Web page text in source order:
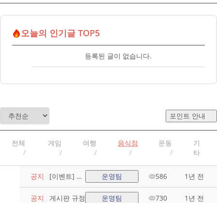
오늘의 인기글 TOP5
등록된 글이 없습니다.
포인트 안내
전체 게임 여행 음식점 운동
기
타
공지
[이벤트] 후
기닷컴 이용
자 이벤트와
운영팀 586 1년 전
공지 게시판 규정 운영팀 730 1년 전